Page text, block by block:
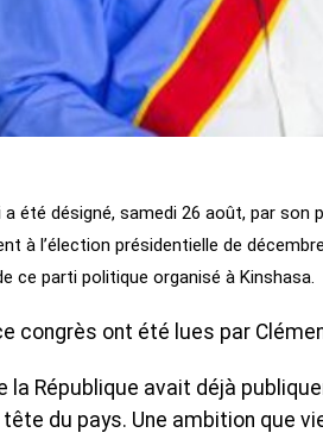
a été désigné, samedi 26 août, par
à l’élection présidentielle de
ce parti politique organisé à Kinshasa.
congrès ont été lues par
la République avait déjà
du pays. Une ambition que